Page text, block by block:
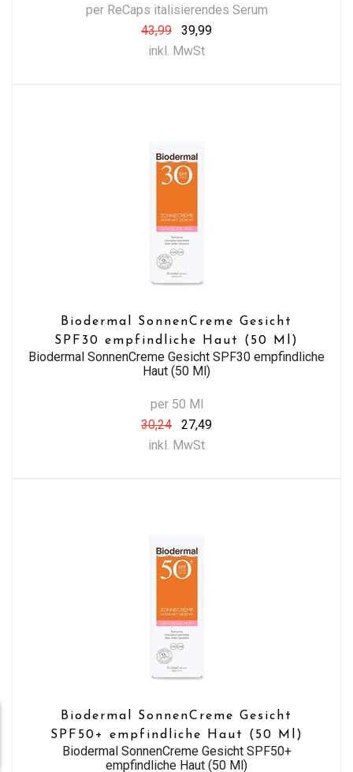
per ReCaps italisierendes Serum
43,99
39,99
inkl. MwSt
Biodermal SonnenCreme Gesicht
SPF30 empfindliche Haut (50 Ml)
Biodermal SonnenCreme Gesicht SPF30 empfindliche
Haut (50 Ml)
per 50 Ml
30,24
27,49
inkl. MwSt
Biodermal SonnenCreme Gesicht
SPF50+ empfindliche Haut (50 Ml)
Biodermal SonnenCreme Gesicht SPF50+
empfindliche Haut (50 Ml)